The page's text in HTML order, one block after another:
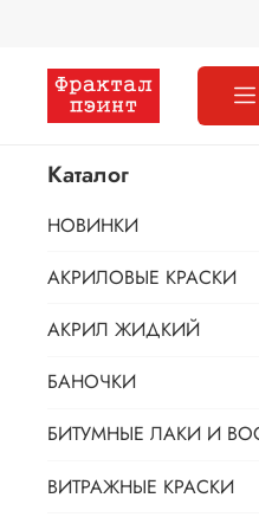
Каталог
НОВИНКИ
АКРИЛОВЫЕ КРАСКИ
АКРИЛ ЖИДКИЙ
БАНОЧКИ
БИТУМНЫЕ ЛАКИ И
ВИТРАЖНЫЕ КРАСКИ